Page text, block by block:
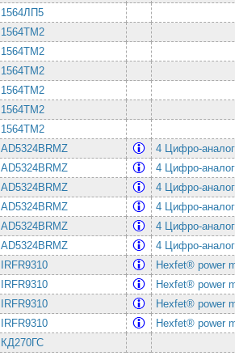
1564ЛП5
1564ТМ2
1564ТМ2
1564ТМ2
1564ТМ2
1564ТМ2
1564ТМ2
AD5324BRMZ
4 Цифро-
AD5324BRMZ
4 Цифро-
AD5324BRMZ
4 Цифро-
AD5324BRMZ
4 Цифро-
AD5324BRMZ
4 Цифро-
AD5324BRMZ
4 Цифро-
IRFR9310
Hexfet® power
IRFR9310
Hexfet® power
IRFR9310
Hexfet® power
IRFR9310
Hexfet® power
КД270ГС